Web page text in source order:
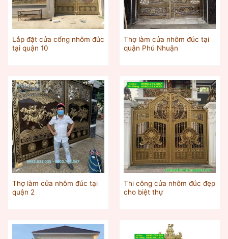
Lắp đặt cửa cổng nhôm đúc
tại quận 10
Thợ làm cửa nhôm đúc tại
quận Phú Nhuận
Thợ làm cửa nhôm đúc tại
quận 2
Thi công cửa nhôm đúc đẹp
cho biệt thự